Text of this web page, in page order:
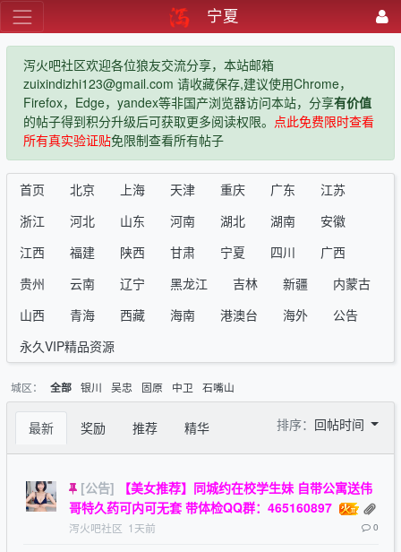
宁夏
泻火吧社区欢迎各位狼友交流分享，本站邮箱
zuixindizhi123@gmail.com 请收藏保存,建议使用Chrome，
Firefox，Edge，yandex等非国产浏览器访问本站，分享有价值
的帖子得到积分升级后可获取更多阅读权限。 点此免费限时查看
所有真实验证贴免限制查看所有帖子
首页 北京 上海 天津 重庆 广东
江苏
浙江
河北 山东 河南 湖北 湖南
安徽
江西
福建 陕西 甘肃 宁夏 四川
广西
贵州
云南 辽宁 黑龙江 吉林 新疆
内蒙古
山西
青海 西藏 海南 港澳台 海外
公告
永久VIP精品资源
城区： 全部 银川 吴忠 固原 中卫 石嘴山
最新 奖励 推荐 精华 排序： 回帖时间
[公告]
【美女推荐】同城约在校学生妹 自带公寓送伟
哥特久药可内可无套 带体检QQ群：465160897
泻火吧社区 1天前 0